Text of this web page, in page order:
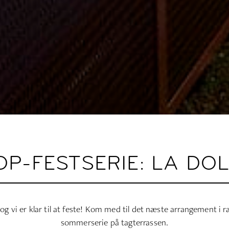
FESTSERIE: LA
vi er klar til at feste! Kom med til det næste arrangement i
sommerserie på tagterrassen.